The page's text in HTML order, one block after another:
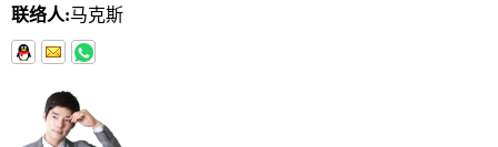
联络人:马克斯